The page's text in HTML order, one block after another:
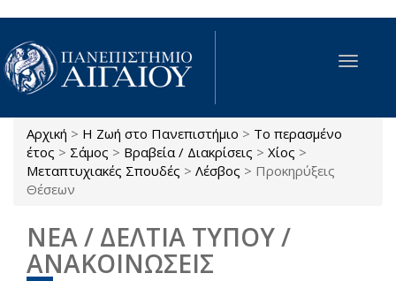
Παράκαμψη προς το κυρίως περιεχόμενο
Toggle
Είστε εδώ
Αρχική > Η Ζωή στο Πανεπιστήμιο > Το περασμένο
έτος > Σάμος > Βραβεία / Διακρίσεις > Χίος >
Μεταπτυχιακές Σπουδές > Λέσβος > Προκηρύξεις
Θέσεων
ΝΕΑ / ΔΕΛΤΙΑ ΤΥΠΟΥ /
ΑΝΑΚΟΙΝΩΣΕΙΣ